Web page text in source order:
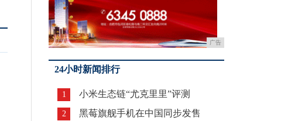
广告
24小时新闻排行
1 小米生态链“尤克里里”评测
2 黑莓旗舰手机在中国同步发售